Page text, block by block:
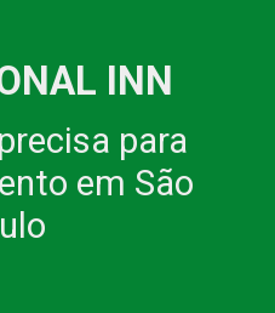
INN
para
em São